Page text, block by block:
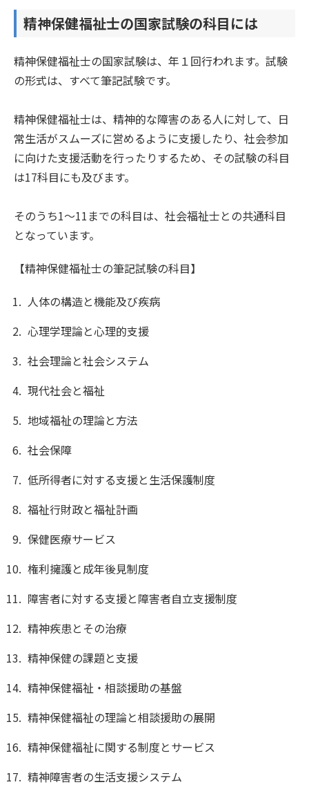
精神保健福祉士の国家試験の科目には
精神保健福祉士の国家試験は、年１回行われます。試験
の形式は、すべて筆記試験です。
精神保健福祉士は、精神的な障害のある人に対して、日
常生活がスムーズに営めるように支援したり、社会参加
に向けた支援活動を行ったりするため、その試験の科目
は17科目にも及びます。
そのうち1〜11までの科目は、社会福祉士との共通科目
となっています。
【精神保健福祉士の筆記試験の科目】
人体の構造と機能及び疾病
心理学理論と心理的支援
社会理論と社会システム
現代社会と福祉
地域福祉の理論と方法
社会保障
低所得者に対する支援と生活保護制度
福祉行財政と福祉計画
保健医療サービス
権利擁護と成年後見制度
障害者に対する支援と障害者自立支援制度
精神疾患とその治療
精神保健の課題と支援
精神保健福祉・相談援助の基盤
精神保健福祉の理論と相談援助の展開
精神保健福祉に関する制度とサービス
精神障害者の生活支援システム